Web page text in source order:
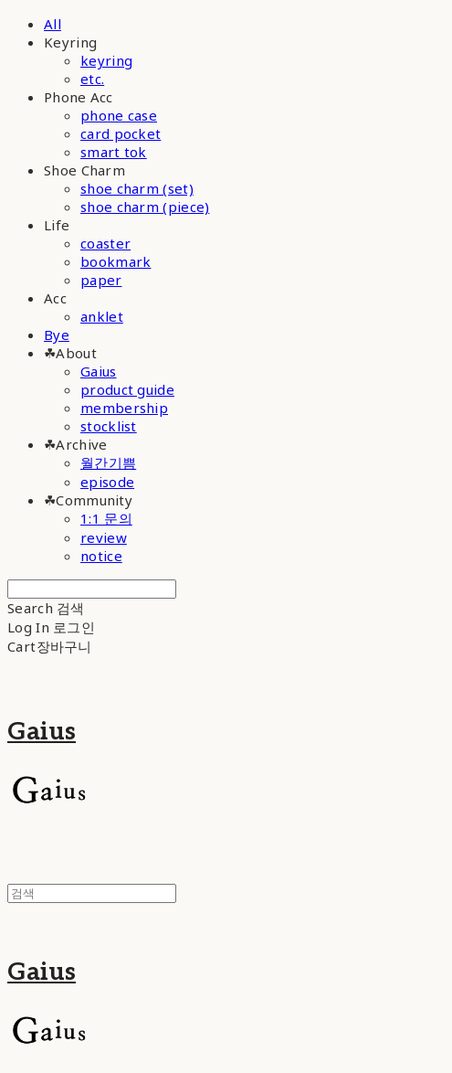
All
Keyring
keyring
etc.
Phone Acc
phone case
card pocket
smart tok
Shoe Charm
shoe charm (set)
shoe charm (piece)
Life
coaster
bookmark
paper
Acc
anklet
Bye
☘︎About
Gaius
product guide
membership
stocklist
☘︎Archive
월간기쁨
episode
☘︎Community
1:1 문의
review
notice
Search 검색
Log In 로그인
Cart장바구니
Gaius
Gaius